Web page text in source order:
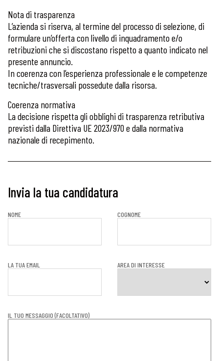
Nota di trasparenza
L’azienda si riserva, al termine del processo di selezione, di
formulare un’offerta con livello di inquadramento e/o
retribuzioni che si discostano rispetto a quanto indicato nel
presente annuncio.
In coerenza con l’esperienza professionale e le competenze
tecniche/trasversali possedute dalla risorsa.
Coerenza normativa
La decisione rispetta gli obblighi di trasparenza retributiva
previsti dalla Direttiva UE 2023/970 e dalla normativa
nazionale di recepimento.
Invia la tua candidatura
NOME COGNOME
LA TUA EMAIL AREA DI INTERESSE
IL TUO MESSAGGIO (FACOLTATIVO)